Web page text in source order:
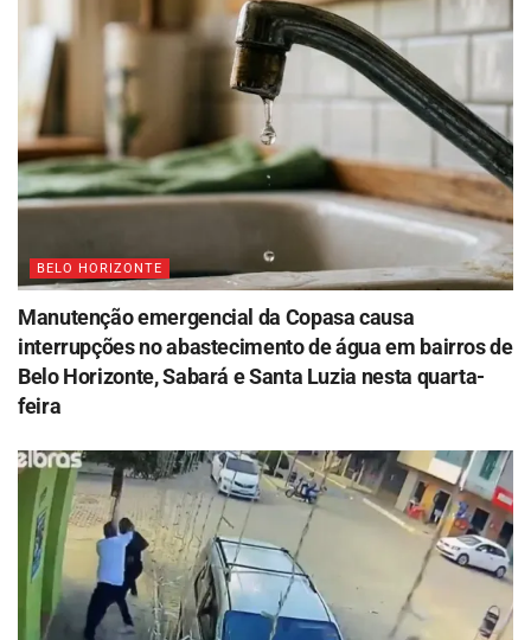
BELO HORIZONTE
Manutenção emergencial da Copasa causa
interrupções no abastecimento de água em bairros de
Belo Horizonte, Sabará e Santa Luzia nesta quarta-
feira